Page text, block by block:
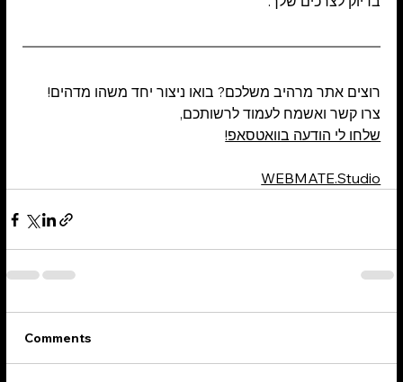
רוצים אתר מרהיב משלכם? בואו ניצור יחד משהו מדהים!
צרו קשר ואשמח לעמוד לרשותכם,
שלחו לי הודעה בוואטסאפ!
WEBMATE.Studio
Comments